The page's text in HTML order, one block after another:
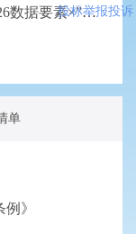
投标举报投诉
数聚丝路雄关 智绘兵团新篇——2026数据要素×”大赛兵团分赛初赛即将鸣锣
单
》